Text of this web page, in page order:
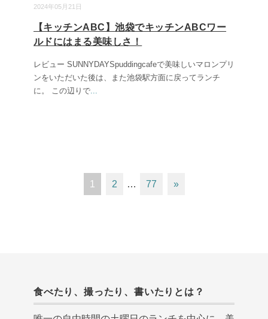
2024年05月21日
【キッチンABC】池袋でキッチンABCワー
ルドにはまる美味しさ！
レビュー SUNNYDAYSpuddingcafeで美味しいマロンプリ
ンをいただいた後は、また池袋駅方面に戻ってランチ
に。 この辺りで...
1 2 … 77 »
食べたり、撮ったり、書いたりとは？